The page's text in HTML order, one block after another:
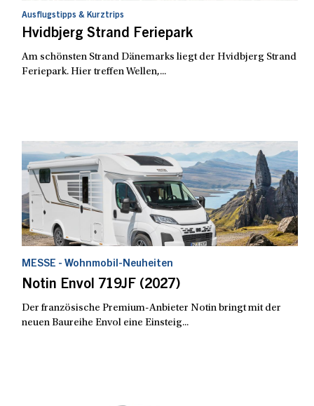
Ausflugstipps & Kurztrips
Hvidbjerg Strand Feriepark
Am schönsten Strand Dänemarks liegt der Hvidbjerg Strand
Feriepark. Hier treffen Wellen,...
MESSE - Wohnmobil-Neuheiten
Notin Envol 719JF (2027)
Der französische Premium-Anbieter Notin bringt mit der
neuen Baureihe Envol eine Einsteig...